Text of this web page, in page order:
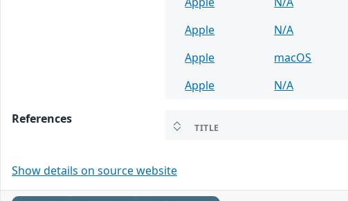
Apple
N/A
Apple
macOS
Apple
N/A
References
TITLE
Show details on source website